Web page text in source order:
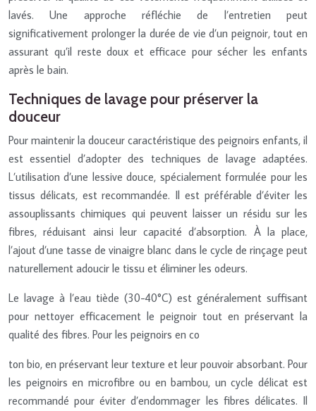
lavés. Une approche réfléchie de l’entretien peut
significativement prolonger la durée de vie d’un peignoir, tout en
assurant qu’il reste doux et efficace pour sécher les enfants
après le bain.
Techniques de lavage pour préserver la
douceur
Pour maintenir la douceur caractéristique des peignoirs enfants, il
est essentiel d’adopter des techniques de lavage adaptées.
L’utilisation d’une lessive douce, spécialement formulée pour les
tissus délicats, est recommandée. Il est préférable d’éviter les
assouplissants chimiques qui peuvent laisser un résidu sur les
fibres, réduisant ainsi leur capacité d’absorption. À la place,
l’ajout d’une tasse de vinaigre blanc dans le cycle de rinçage peut
naturellement adoucir le tissu et éliminer les odeurs.
Le lavage à l’eau tiède (30-40°C) est généralement suffisant
pour nettoyer efficacement le peignoir tout en préservant la
qualité des fibres. Pour les peignoirs en co
ton bio, en préservant leur texture et leur pouvoir absorbant. Pour
les peignoirs en microfibre ou en bambou, un cycle délicat est
recommandé pour éviter d’endommager les fibres délicates. Il